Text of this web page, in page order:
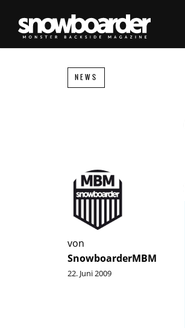
NEWS
von
SnowboarderMBM
22. Juni 2009